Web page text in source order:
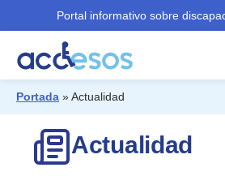
Portal informativo sobre
Portada »Actualidad
Actualidad